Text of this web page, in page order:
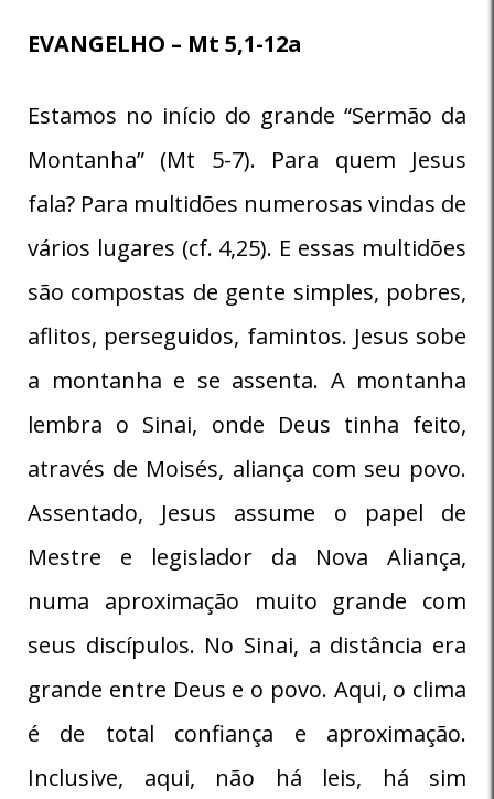
EVANGELHO – Mt 5,1-12a
Estamos no início do grande “Sermão da
Montanha” (Mt 5-7). Para quem Jesus
fala? Para multidões numerosas vindas de
vários lugares (cf. 4,25). E essas multidões
são compostas de gente simples, pobres,
aflitos, perseguidos, famintos. Jesus sobe
a montanha e se assenta. A montanha
lembra o Sinai, onde Deus tinha feito,
através de Moisés, aliança com seu povo.
Assentado, Jesus assume o papel de
Mestre e legislador da Nova Aliança,
numa aproximação muito grande com
seus discípulos. No Sinai, a distância era
grande entre Deus e o povo. Aqui, o clima
é de total confiança e aproximação.
Inclusive, aqui, não há leis, há sim